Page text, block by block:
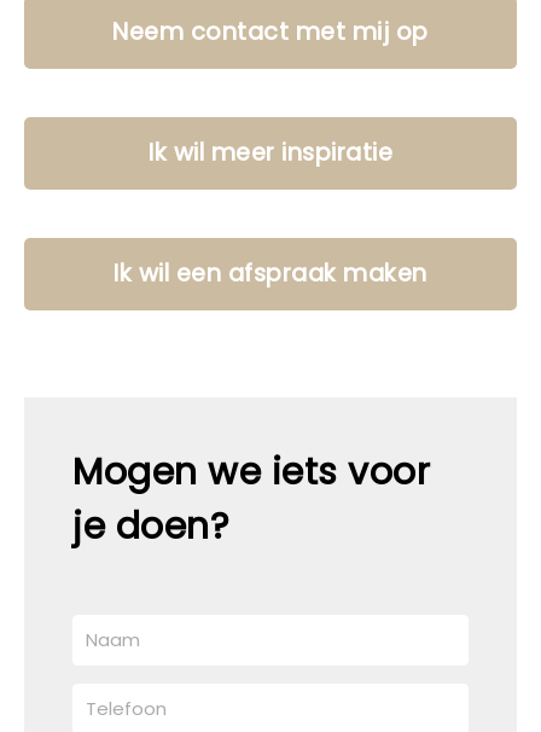
Neem contact met mij op
Ik wil meer inspiratie
Ik wil een afspraak maken
Mogen we iets voor
je doen?